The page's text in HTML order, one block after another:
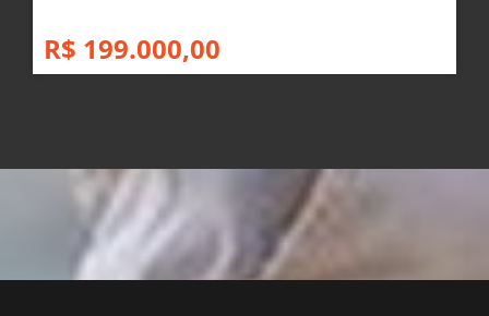
R$ 199.000,00